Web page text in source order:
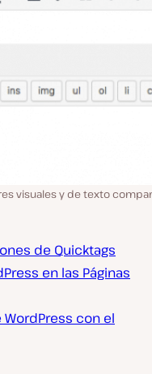
visuales y de texto
de Quicktags
en las Páginas
con el